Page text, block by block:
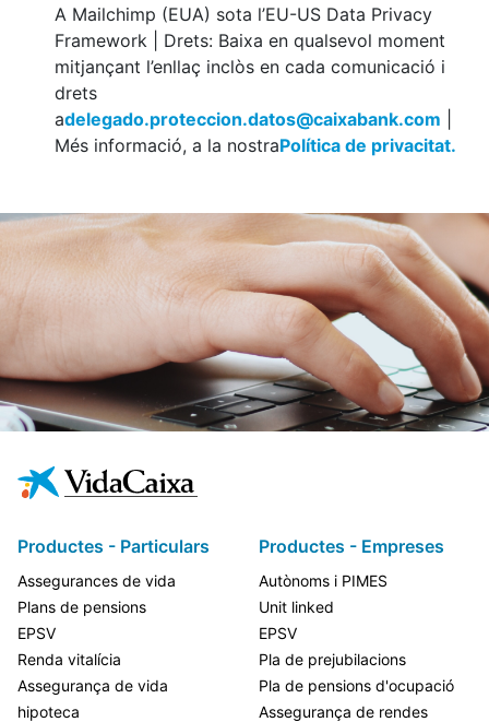
A Mailchimp (EUA) sota l’EU-US Data Privacy
Framework | Drets: Baixa en qualsevol moment
mitjançant l’enllaç inclòs en cada comunicació i
drets
adelegado.proteccion.datos@caixabank.com
Més informació, a la nostraPolítica de privacitat.
Productes - Particulars
Assegurances de vida
Plans de pensions
EPSV
Renda vitalícia
Assegurança de vida
hipoteca
Productes - Empreses
Autònoms i PIMES
Unit linked
EPSV
Pla de prejubilacions
Pla de pensions d'ocupació
Assegurança de rendes